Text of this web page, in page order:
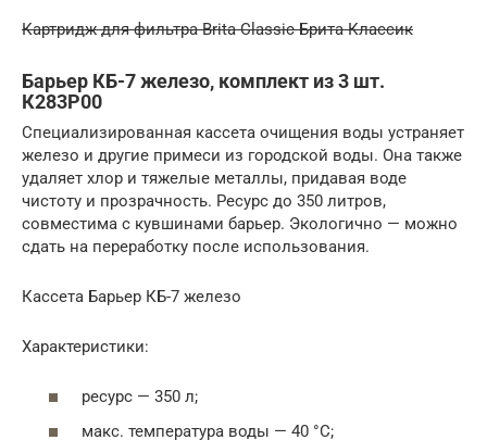
Картридж для фильтра Brita Classic Брита Классик
Барьер КБ-7 железо, комплект из 3 шт.
К283Р00
Специализированная кассета очищения воды устраняет
железо и другие примеси из городской воды. Она также
удаляет хлор и тяжелые металлы, придавая воде
чистоту и прозрачность. Ресурс до 350 литров,
совместима с кувшинами барьер. Экологично — можно
сдать на переработку после использования.
Кассета Барьер КБ-7 железо
Характеристики:
ресурс — 350 л;
макс. температура воды — 40 °C;